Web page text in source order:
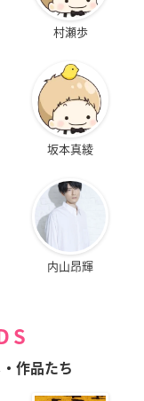
村瀬歩
坂本真綾
内山昂輝
作品たち